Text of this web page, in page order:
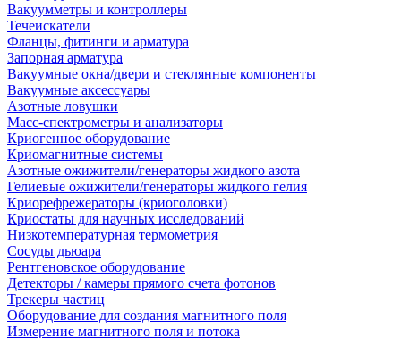
Вакуумметры и контроллеры
Течеискатели
Фланцы, фитинги и арматура
Запорная арматура
Вакуумные окна/двери и стеклянные компоненты
Вакуумные аксессуары
Азотные ловушки
Масс-спектрометры и анализаторы
Криогенное оборудование
Криомагнитные системы
Азотные ожижители/генераторы жидкого азота
Гелиевые ожижители/генераторы жидкого гелия
Криорефрежераторы (криоголовки)
Криостаты для научных исследований
Низкотемпературная термометрия
Сосуды дьюара
Рентгеновское оборудование
Детекторы / камеры прямого счета фотонов
Трекеры частиц
Оборудование для создания магнитного поля
Измерение магнитного поля и потока